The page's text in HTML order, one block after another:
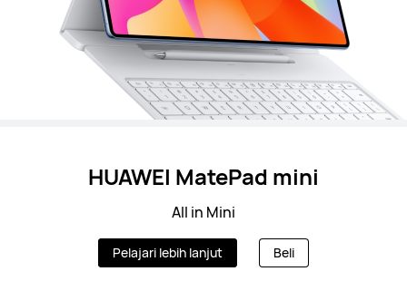
HUAWEI MatePad mini
All in Mini
Pelajari lebih lanjut Beli